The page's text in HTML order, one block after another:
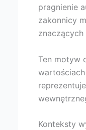
pragnienie
zakonnicy
znaczących
Ten motyw
Konteksty